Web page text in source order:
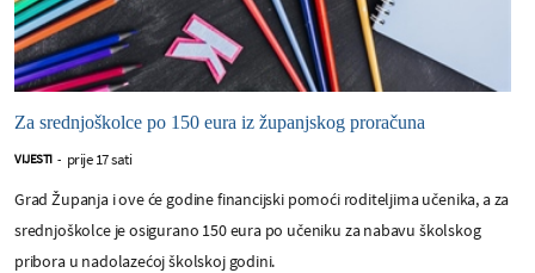
Za srednjoškolce po 150 eura iz županjskog proračuna
VIJESTI - prije 17 sati
Grad Županja i ove će godine financijski pomoći roditeljima učenika, a za
srednjoškolce je osigurano 150 eura po učeniku za nabavu školskog
pribora u nadolazećoj školskoj godini.